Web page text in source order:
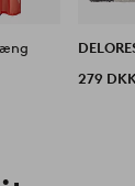
279